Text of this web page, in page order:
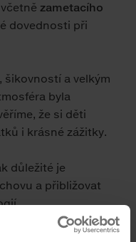
zametacího
dovednosti při
šikovností a velkým
byla
že si děti
i krásné zážitky.
důležité je
a přibližovat